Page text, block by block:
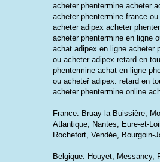
acheter phentermine acheter
acheter phentermine france
acheter adipex acheter
acheter phentermine en ligne
achat adipex en ligne acheter
ou acheter adipex retard en
phentermine achat en ligne
ou acheteř adipex: retard en
acheter phentermine online
France: Bruay-la-Buissière,
Atlantique, Nantes, Eure-et-
Rochefort, Vendée, Bourgoin-
Belgique: Houyet, Messancy,